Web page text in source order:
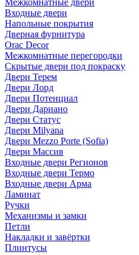
Межкомнатные двери
Входные двери
Напольные покрытия
Дверная фурнитура
Orac Decor
Межкомнатные перегородки
Скрытые двери под покраскy
Двери Терем
Двери Лорд
Двери Потенциал
Двери Дариано
Двери Статус
Двери Milyana
Двери Mezzo Porte (Sofia)
Двери Массив
Входные двери Регионов
Входные двери Термо
Входные двери Арма
Ламинат
Ручки
Механизмы и замки
Петли
Накладки и завёртки
Плинтусы